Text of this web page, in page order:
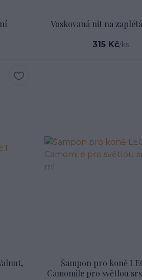
Voskovaná nit na
315 Kč/ks
Šampon pro koně
Camomile pro světlou